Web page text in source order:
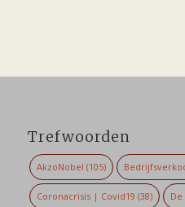
Trefwoorden
AkzoNobel (105)
Coronacrisis | Covid19 (38)